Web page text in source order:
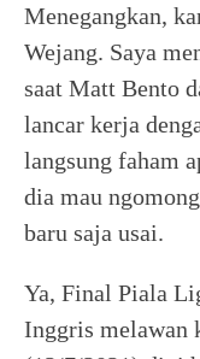
Menegangkan,
Wejang. Saya
saat Matt Bento
lancar kerja
langsung faham
dia mau
baru saja usai.
Ya, Final Piala
Inggris melawan